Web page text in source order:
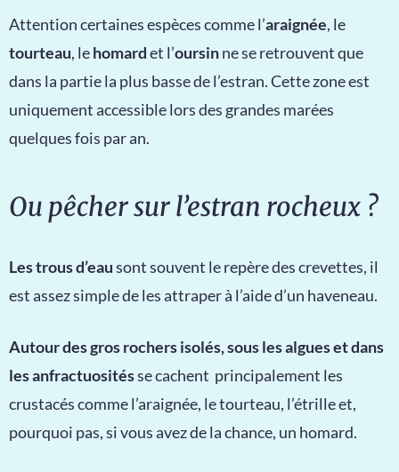
Attention certaines espèces comme l’araignée, le
tourteau, lehomardet l’oursinne se retrouvent que
dans la partie la plus basse de l’estran. Cette zone est
uniquement accessible lors des grandes marées
quelques fois par an.
Ou pêcher sur l’estran rocheux ?
Les trous d’eausont souvent le repère des crevettes, il
est assez simple de les attraper à l’aide d’un haveneau.
Autour des gros rochers isolés, sous les algues et dans
les anfractuositésse cachent principalement les
crustacés comme l’araignée, le tourteau, l’étrille et,
pourquoi pas, si vous avez de la chance, un homard.